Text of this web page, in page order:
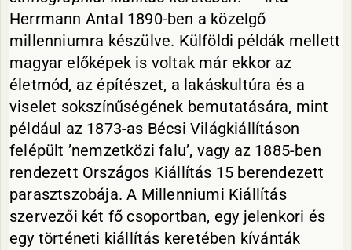
Herrmann Antal 1890-ben a közelgő
millenniumra készülve. Külföldi példák mellett
magyar előképek is voltak már ekkor az
életmód, az építészet, a lakáskultúra és a
viselet sokszínűségének bemutatására, mint
például az 1873-as Bécsi Világkiállításon
felépült ’nemzetközi falu’, vagy az 1885-ben
rendezett Országos Kiállítás 15 berendezett
parasztszobája. A Millenniumi Kiállítás
szervezői két fő csoportban, egy jelenkori és
egy történeti kiállítás keretében kívánták